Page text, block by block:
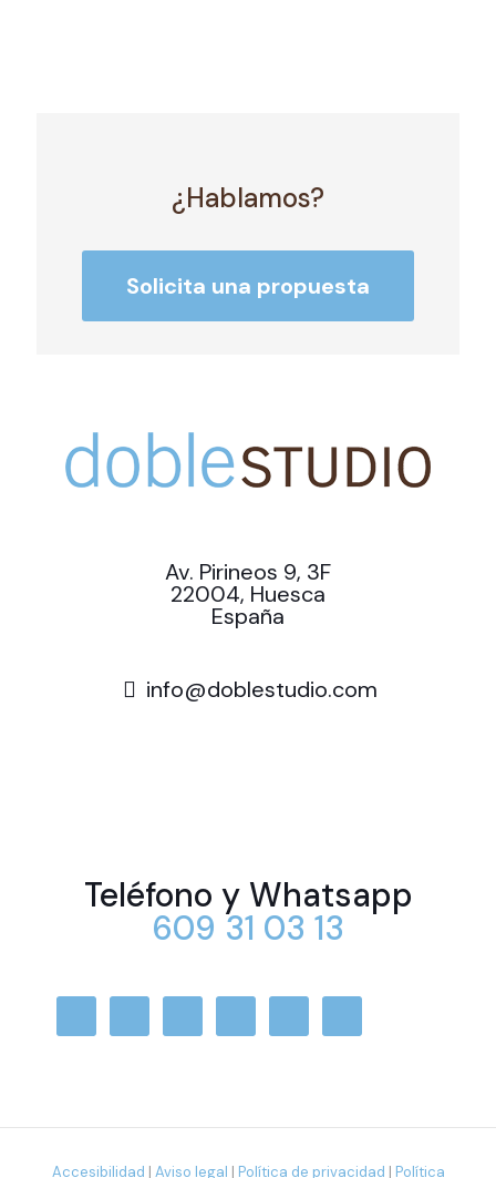
¿Hablamos?
Solicita una propuesta
Av. Pirineos 9, 3F
22004, Huesca
España
info@doblestudio.com
Teléfono y Whatsapp
609 31 03 13
Accesibilidad | Aviso legal | Política de privacidad | Política